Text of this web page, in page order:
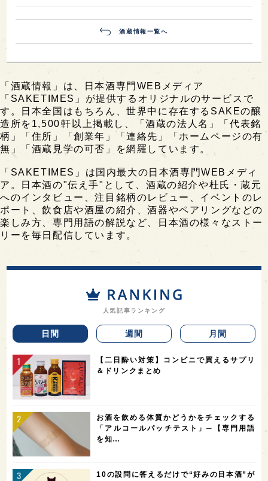
酒蔵情報一覧へ
「酒蔵情報」は、日本酒専門WEBメディア
「SAKETIMES」が提供するオリジナルのサービスで
す。日本全国はもちろん、世界中に存在するSAKEの醸
造所を1,500軒以上掲載し、「酒蔵の法人名」「代表銘
柄」「住所」「創業年」「連絡先」「ホームページの有
無」「酒蔵見学の可否」を網羅しています。
「SAKETIMES」は国内最大の日本酒専門WEBメディ
ア。日本酒の"伝え手"として、酒蔵の紹介や杜氏・蔵元
へのインタビュー、注目銘柄のレビュー、イベントのレ
ポート、飲食店や酒屋の紹介、酒器やペアリングなどの
楽しみ方、専門用語の解説など、日本酒の様々なストー
リーを毎日配信しています。
人気記事ランキング
日間 週間 月間
【二日酔い対策】コンビニで買えるサプリ
＆ドリンクまとめ
お酒を飲める体質かどうかをチェックする
「アルコールパッチテスト」─【専門用語
を知…
10の設問に答えるだけで“好みの日本酒”が